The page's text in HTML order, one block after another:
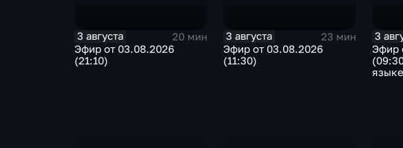
3 августа
20 мин
Эфир от 03.08.2026
(21:10)
3 августа
23 мин
Эфир от 03.08.2026
(11:30)
3
Эфир
языке